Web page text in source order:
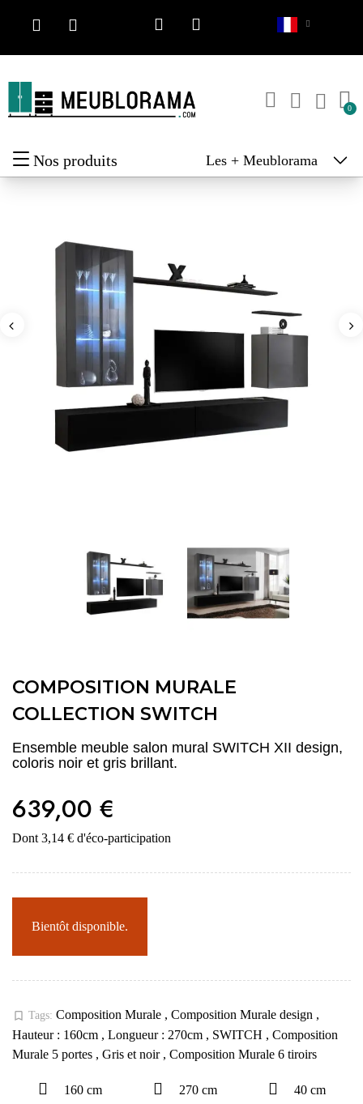
Nos produits Les + Meublorama
COMPOSITION MURALE
COLLECTION SWITCH
Ensemble meuble salon mural SWITCH XII design,
coloris noir et gris brillant.
639,00 €
Dont 3,14 € d'éco-participation
Bientôt disponible.
bookmark_border Tags: Composition Murale , Composition Murale design ,
Hauteur : 160cm , Longueur : 270cm , SWITCH , Composition
Murale 5 portes , Gris et noir , Composition Murale 6 tiroirs
160 cm 270 cm 40 cm